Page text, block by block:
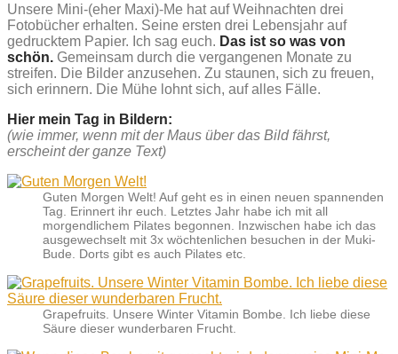
Unsere Mini-(eher Maxi)-Me hat auf Weihnachten drei
Fotobücher erhalten. Seine ersten drei Lebensjahr auf
gedrucktem Papier. Ich sag euch. Das ist so was von
schön. Gemeinsam durch die vergangenen Monate zu
streifen. Die Bilder anzusehen. Zu staunen, sich zu freuen,
sich erinnern. Die Mühe lohnt sich, auf alles Fälle.
Hier mein Tag in Bildern:
(wie immer, wenn mit der Maus über das Bild fährst,
erscheint der ganze Text)
Guten Morgen Welt! Auf geht es in einen neuen spannenden
Tag. Erinnert ihr euch. Letztes Jahr habe ich mit all
morgendlichem Pilates begonnen. Inzwischen habe ich das
ausgewechselt mit 3x wöchtenlichen besuchen in der Muki-
Bude. Dorts gibt es auch Pilates etc.
Grapefruits. Unsere Winter Vitamin Bombe. Ich liebe diese
Säure dieser wunderbaren Frucht.